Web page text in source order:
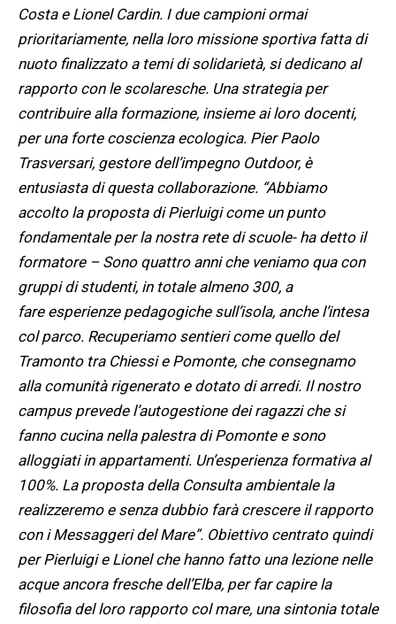
Costa e Lionel Cardin. I due campioni ormai
prioritariamente, nella loro missione sportiva fatta di
nuoto finalizzato a temi di solidarietà, si dedicano al
rapporto con le scolaresche. Una strategia per
contribuire alla formazione, insieme ai loro docenti,
per una forte coscienza ecologica. Pier Paolo
Trasversari, gestore dell’impegno Outdoor, è
entusiasta di questa collaborazione. “Abbiamo
accolto la proposta di Pierluigi come un punto
fondamentale per la nostra rete di scuole- ha detto il
formatore – Sono quattro anni che veniamo qua con
gruppi di studenti, in totale almeno 300, a
fare esperienze pedagogiche sull’isola, anche l’intesa
col parco. Recuperiamo sentieri come quello del
Tramonto tra Chiessi e Pomonte, che consegnamo
alla comunità rigenerato e dotato di arredi. Il nostro
campus prevede l’autogestione dei ragazzi che si
fanno cucina nella palestra di Pomonte e sono
alloggiati in appartamenti. Un’esperienza formativa al
100%. La proposta della Consulta ambientale la
realizzeremo e senza dubbio farà crescere il rapporto
con i Messaggeri del Mare”. Obiettivo centrato quindi
per Pierluigi e Lionel che hanno fatto una lezione nelle
acque ancora fresche dell’Elba, per far capire la
filosofia del loro rapporto col mare, una sintonia totale